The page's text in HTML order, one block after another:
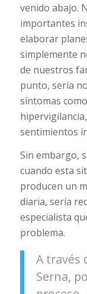
venido abajo.
importantes
elaborar
simplemente
de nuestros
punto, sería
síntomas
sentimientos
Sin embargo,
cuando esta
producen un
diaria, sería
especialista
problema.
A través
Serna,